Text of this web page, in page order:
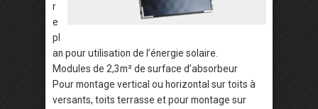
r
e
pl
an pour utilisation de l’énergie solaire.
Modules de 2,3m² de surface d’absorbeur
Pour montage vertical ou horizontal sur toits à
versants, toits terrasse et pour montage sur